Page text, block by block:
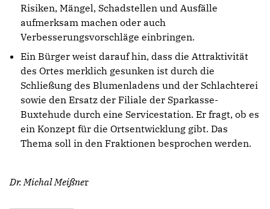
Risiken, Mängel, Schadstellen und Ausfälle
aufmerksam machen oder auch
Verbesserungsvorschläge einbringen.
Ein Bürger weist darauf hin, dass die Attraktivität
des Ortes merklich gesunken ist durch die
Schließung des Blumenladens und der Schlachterei
sowie den Ersatz der Filiale der Sparkasse-
Buxtehude durch eine Servicestation. Er fragt, ob es
ein Konzept für die Ortsentwicklung gibt. Das
Thema soll in den Fraktionen besprochen werden.
Dr. Michal Meißner